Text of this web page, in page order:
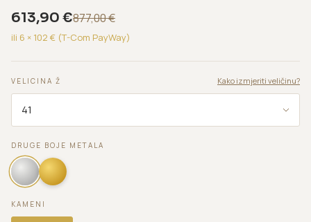
613,90 €877,00€
ili 6 × 102 € (T-Com PayWay)
VELICINA Ž Kako izmjeriti veličinu?
DRUGE BOJE METALA
KAMENI